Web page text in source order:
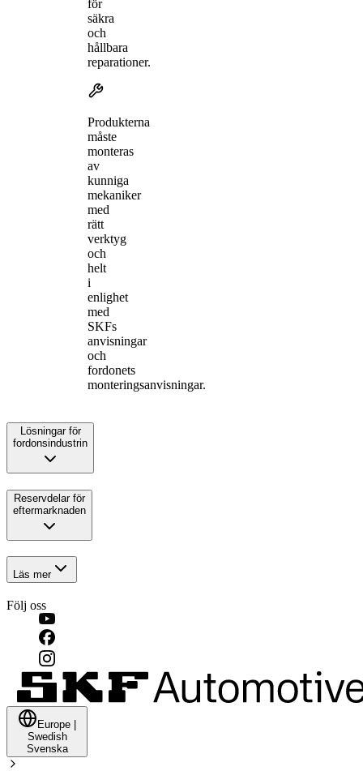
för
säkra
och
hållbara
reparationer.
Produkterna
måste
monteras
av
kunniga
mekaniker
med
rätt
verktyg
och
helt
i
enlighet
med
SKFs
anvisningar
och
fordonets
monteringsanvisningar.
Lösningar för
fordonsindustrin
Reservdelar för
eftermarknaden
Läs mer
Följ oss
Europe
Swedish
Svenska